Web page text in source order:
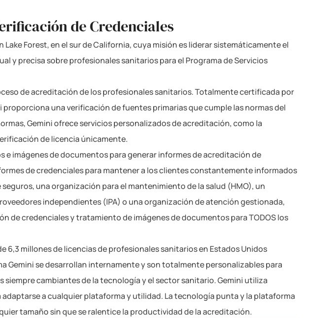
de Credenciales
Forest, en el sur de California, cuya misión es liderar sistemáticamente el
y precisa sobre profesionales sanitarios para el Programa de Servicios
de acreditación de los profesionales sanitarios. Totalmente certificada por
una verificación de fuentes primarias que cumple las normas del
Gemini ofrece servicios personalizados de acreditación, como la
de licencia únicamente.
imágenes de documentos para generar informes de acreditación de
de credenciales para mantener a los clientes constantemente informados
una organización para el mantenimiento de la salud (HMO), un
independientes (IPA) o una organización de atención gestionada,
de credenciales y tratamiento de imágenes de documentos para TODOS los
6,3 millones de licencias de profesionales sanitarios en Estados Unidos
Gemini se desarrollan internamente y son totalmente personalizables para
cambiantes de la tecnología y el sector sanitario. Gemini utiliza
a cualquier plataforma y utilidad. La tecnología punta y la plataforma
tamaño sin que se ralentice la productividad de la acreditación.